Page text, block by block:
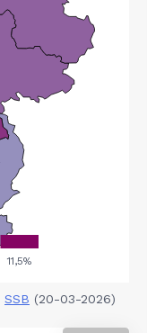
SSB (20-03-2026)